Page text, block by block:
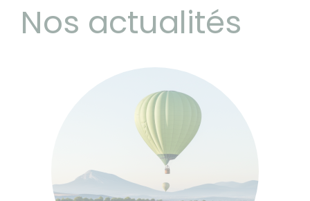
Nos actualités